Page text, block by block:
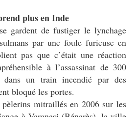
plus en Inde
gardent de fustiger le lynchage
par une foule furieuse en
pas que c’était une réaction
à l’assassinat de 300
dans un train incendié par des
bloqué les portes.
mitraillés en 2006 sur les